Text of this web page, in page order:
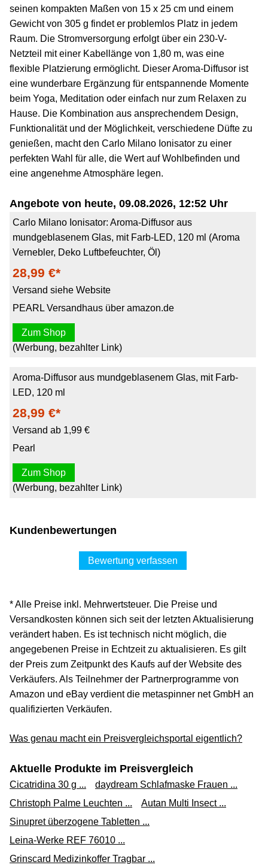
seinen kompakten Maßen von 15 x 25 cm und einem
Gewicht von 305 g findet er problemlos Platz in jedem
Raum. Die Stromversorgung erfolgt über ein 230-V-
Netzteil mit einer Kabellänge von 1,80 m, was eine
flexible Platzierung ermöglicht. Dieser Aroma-Diffusor ist
eine wunderbare Ergänzung für entspannende Momente
beim Yoga, Meditation oder einfach nur zum Relaxen zu
Hause. Die Kombination aus ansprechendem Design,
Funktionalität und der Möglichkeit, verschiedene Düfte zu
genießen, macht den Carlo Milano Ionisator zu einer
perfekten Wahl für alle, die Wert auf Wohlbefinden und
eine angenehme Atmosphäre legen.
Angebote von heute, 09.08.2026, 12:52 Uhr
Carlo Milano Ionisator: Aroma-Diffusor aus
mundgeblasenem Glas, mit Farb-LED, 120 ml (Aroma
Vernebler, Deko Luftbefeuchter, Öl)
28,99 €*
Versand siehe Website
PEARL Versandhaus über amazon.de
Zum Shop
(Werbung, bezahlter Link)
Aroma-Diffusor aus mundgeblasenem Glas, mit Farb-
LED, 120 ml
28,99 €*
Versand ab 1,99 €
Pearl
Zum Shop
(Werbung, bezahlter Link)
Kundenbewertungen
Bewertung verfassen
* Alle Preise inkl. Mehrwertsteuer. Die Preise und
Versandkosten können sich seit der letzten Aktualisierung
verändert haben. Es ist technisch nicht möglich, die
angegebenen Preise in Echtzeit zu aktualisieren. Es gilt
der Preis zum Zeitpunkt des Kaufs auf der Website des
Verkäufers. Als Teilnehmer der Partnerprogramme von
Amazon und eBay verdient die metaspinner net GmbH an
qualifizierten Verkäufen.
Was genau macht ein Preisvergleichsportal eigentlich?
Aktuelle Produkte im Preisvergleich
Cicatridina 30 g ...
daydream Schlafmaske Frauen ...
Christoph Palme Leuchten ...
Autan Multi Insect ...
Sinupret überzogene Tabletten ...
Leina-Werke REF 76010 ...
Grinscard Medizinkoffer Tragbar ...